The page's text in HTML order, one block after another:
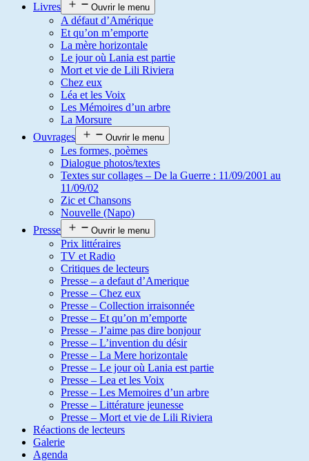
Livres
Ouvrir le menu
A défaut d’Amérique
Et qu’on m’emporte
La mère horizontale
Le jour où Lania est partie
Mort et vie de Lili Riviera
Chez eux
Léa et les Voix
Les Mémoires d’un arbre
La Morsure
Ouvrages
Ouvrir le menu
Les formes, poèmes
Dialogue photos/textes
Textes sur collages – De la Guerre : 11/09/2001 au
11/09/02
Zic et Chansons
Nouvelle (Napo)
Presse
Ouvrir le menu
Prix littéraires
TV et Radio
Critiques de lecteurs
Presse – a defaut d’Amerique
Presse – Chez eux
Presse – Collection irraisonnée
Presse – Et qu’on m’emporte
Presse – J’aime pas dire bonjour
Presse – L’invention du désir
Presse – La Mere horizontale
Presse – Le jour où Lania est partie
Presse – Lea et les Voix
Presse – Les Memoires d’un arbre
Presse – Littérature jeunesse
Presse – Mort et vie de Lili Riviera
Réactions de lecteurs
Galerie
Agenda